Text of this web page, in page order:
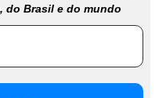
do Brasil e do mundo